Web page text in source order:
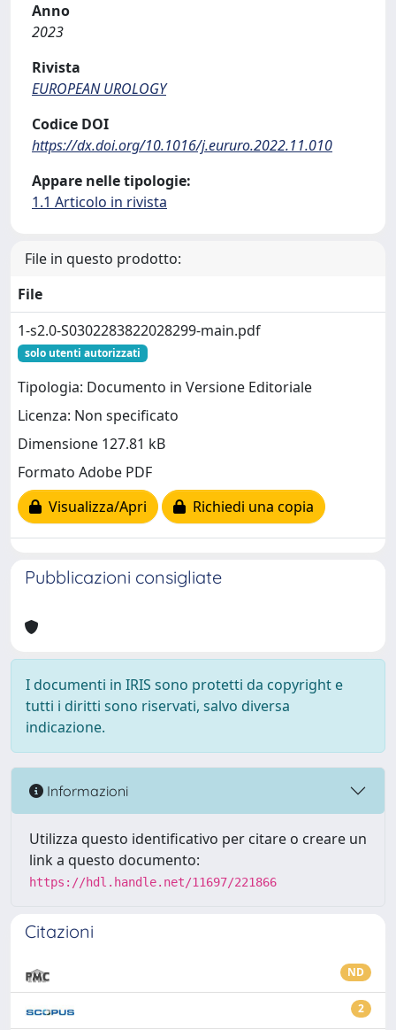
Anno
2023
Rivista
EUROPEAN UROLOGY
Codice DOI
https://dx.doi.org/10.1016/j.eururo.2022.11.010
Appare nelle tipologie:
1.1 Articolo in rivista
File in questo prodotto:
File
1-s2.0-S0302283822028299-main.pdf
solo utenti autorizzati
Tipologia: Documento in Versione Editoriale
Licenza: Non specificato
Dimensione 127.81 kB
Formato Adobe PDF
Visualizza/Apri
Richiedi una copia
Pubblicazioni consigliate
I documenti in IRIS sono protetti da copyright e
tutti i diritti sono riservati, salvo diversa
indicazione.
Informazioni
Utilizza questo identificativo per citare o creare un
link a questo documento:
https://hdl.handle.net/11697/221866
Citazioni
ND
2